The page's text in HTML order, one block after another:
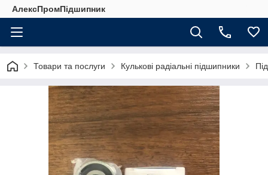
АлексПромПідшипник
Товари та послуги Кулькові радіальні підшипники